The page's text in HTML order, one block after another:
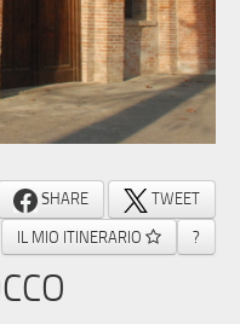
SHARE
TWEET
IL MIO ITINERARIO
?